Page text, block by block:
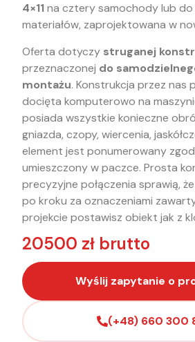
4×11na cztery samochody lub
materiałów, zaprojektowana w
Oferta dotyczy struganej
przeznaczonej do
montażu. Konstrukcja przez nas
docięta komputerowo na
posiada wszystkie konieczne
gniazda, czopy, wiercenia,
element jest ponumerowany
umieszczony w paczce. Prosta
precyzyjne połączenia sprawią,
po kroku za oznaczeniami
projekcie postawisz obiekt jak z
20500 zł brutto
(+48) 660 300
Wyślij zapytanie o